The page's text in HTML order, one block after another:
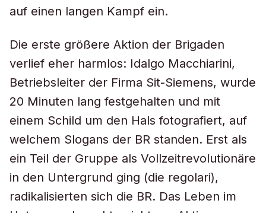
auf einen langen Kampf ein.
Die erste größere Aktion der Brigaden
verlief eher harmlos: Idalgo Macchiarini,
Betriebsleiter der Firma Sit-Siemens, wurde
20 Minuten lang festgehalten und mit
einem Schild um den Hals fotografiert, auf
welchem Slogans der BR standen. Erst als
ein Teil der Gruppe als Vollzeitrevolutionäre
in den Untergrund ging (die regolari),
radikalisierten sich die BR. Das Leben im